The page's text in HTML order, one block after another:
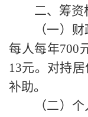
二、筹资
（一）
每人每年700
13元。对持
补助。
（二）